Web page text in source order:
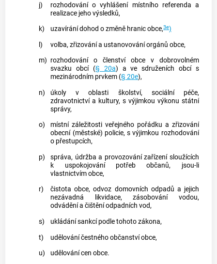
j)
rozhodování o vyhlášení místního referenda a
realizace jeho výsledků,
k)
uzavírání dohod o změně hranicobce,3e)
l)
volba, zřizování a ustanovování orgánůobce,
m) rozhodování o členství obcev dobrovolném
svazkuobcí(§ 20a) a ve sdruženích obcís
mezinárodním prvkem (§ 20e),
n)
úkoly v oblasti školství, sociální péče,
zdravotnictví a kultury, s výjimkou výkonu státní
správy,
o)
místní záležitosti veřejného pořádku a zřizování
obecní (městské) policie, s výjimkou rozhodování
o přestupcích,
p)
správa, údržba a provozování zařízení sloužících
k uspokojování potřeb občanů, jsou-li
vlastnictvímobce,
r)
čistotaobce, odvoz domovních odpadů a jejich
nezávadná likvidace, zásobování vodou,
odvádění a čištění odpadních vod,
s)
ukládání sankcí podle tohoto zákona,
t)
udělování čestného občanstvíobce,
u)
udělování cenobce.